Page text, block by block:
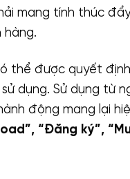
mang tính thúc
hàng.
thể được quyết
dụng. Sử dụng từ
động mang lại
“Đăng ký”,